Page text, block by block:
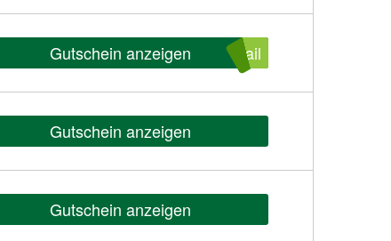
Gutschein anzeigen ail
Gutschein anzeigen
Gutschein anzeigen